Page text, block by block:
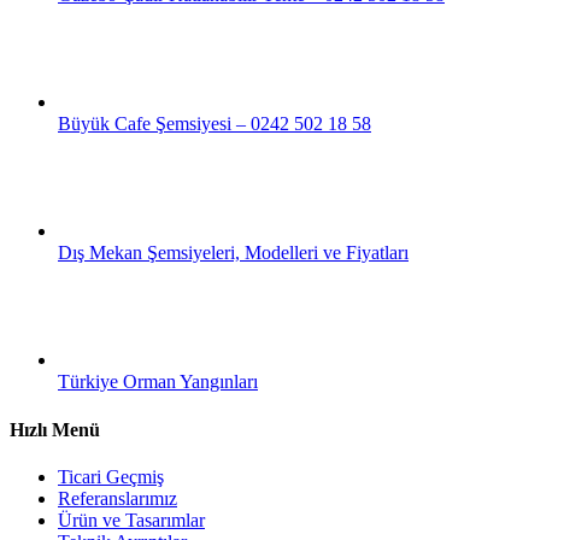
Büyük Cafe Şemsiyesi – 0242 502 18 58
Dış Mekan Şemsiyeleri, Modelleri ve Fiyatları
Türkiye Orman Yangınları
Hızlı Menü
Ticari Geçmiş
Referanslarımız
Ürün ve Tasarımlar